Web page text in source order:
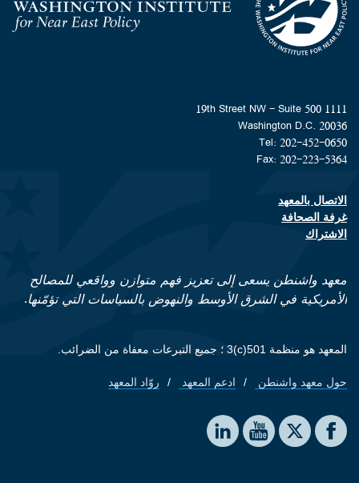
Homepage
1111 19th Street NW - Suite 500
Washington D.C. 20036
Tel: 202-452-0650
Fax: 202-223-5364
Footer contact links
الاتصال بالمعهد
غرفة الصحافة
الاشتراك
معهد واشنطن يسعى إلى تعزيز فهم متوازن وواقعي للمصالح
الأمريكية في الشرق الأوسط والنهوض بالسياسات التي تؤمّنها.
المعهد هو منظمة 501(c)3 ؛ جميع التبرعات معفاة من الضرائب.
Footer quick links
حول معهد واشنطن ادعم المعهد روّاد المعهد
Social media
The Washington Institute on Facebook
The Washington Institute on X
The Washington Institute on YouTube
The Washington Institute on LinkedIn